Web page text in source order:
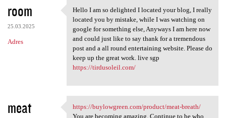
room
25.03.2025
Adres
Hello I am so delighted I
Hello I am so delighted I located your blog, I really
located you by mistake, while I was watching on
google for something else, Anyways I am here now
and could just like to say thank for a tremendous
post and a all round entertaining website. Please do
keep up the great work. live sgp
https://tirdusoleil.com/
meat
https://buylowgreen.com
https://buylowgreen.com/product/meat-breath/
You are becoming amazing. Continue to be who